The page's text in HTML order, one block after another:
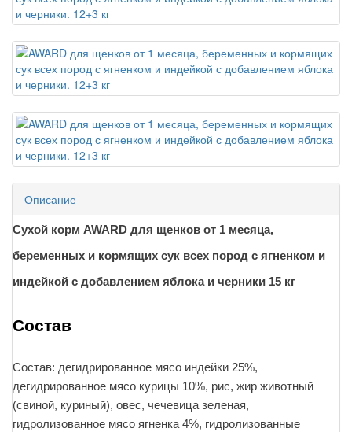
Описание
Сухой корм AWARD для щенков от 1 месяца,
беременных и кормящих сук всех пород с ягненком и
индейкой с добавлением яблока и черники 15 кг
Состав
Состав: дегидрированное мясо индейки 25%,
дегидрированное мясо курицы 10%, рис, жир животный
(свиной, куриный), овес, чечевица зеленая,
гидролизованное мясо ягненка 4%, гидролизованные